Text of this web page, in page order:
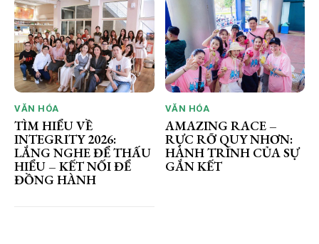
VĂN HÓA
TÌM HIỂU VỀ
INTEGRITY 2026:
LẮNG NGHE ĐỂ THẤU
HIỂU – KẾT NỐI ĐỂ
ĐỒNG HÀNH
VĂN HÓA
AMAZING RACE –
RỰC RỠ QUY NHƠN:
HÀNH TRÌNH CỦA SỰ
GẮN KẾT